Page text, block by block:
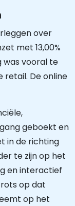
over
met 13,00%
was vooral te
retail. De online
geboekt en
in de richting
te zijn op het
en interactief
op dat
op het